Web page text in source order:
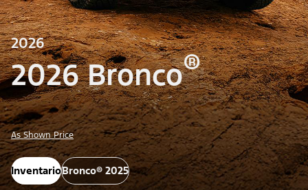
2026
2026 Bronco®
As Shown Price
InventarioBronco® 2025